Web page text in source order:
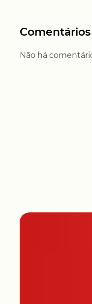
Comentários
Não há